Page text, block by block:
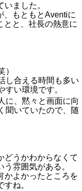
ました。
、もともとAventiに
とと、社長の熱意に
）
し合える時間も多い
い環境です。
に、黙々と画面に向
聞いていたので、随
どうかわからなくて
雰囲気がある。
かよかったところを
ね。